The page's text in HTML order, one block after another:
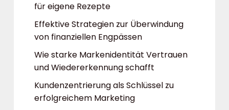
für eigene Rezepte
Effektive Strategien zur Überwindung
von finanziellen Engpässen
Wie starke Markenidentität Vertrauen
und Wiedererkennung schafft
Kundenzentrierung als Schlüssel zu
erfolgreichem Marketing